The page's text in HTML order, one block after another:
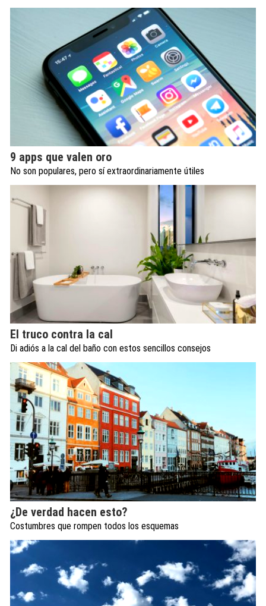
9 apps que valen oro
No son populares, pero sí extraordinariamente útiles
El truco contra la cal
Di adiós a la cal del baño con estos sencillos consejos
¿De verdad hacen esto?
Costumbres que rompen todos los esquemas